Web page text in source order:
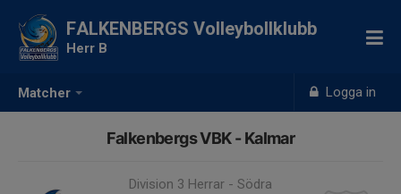
Matcher Logga in
FALKENBERGS Volleybollklubb
Herr B
Falkenbergs VBK - Kalmar
Division 3 Herrar - Södra